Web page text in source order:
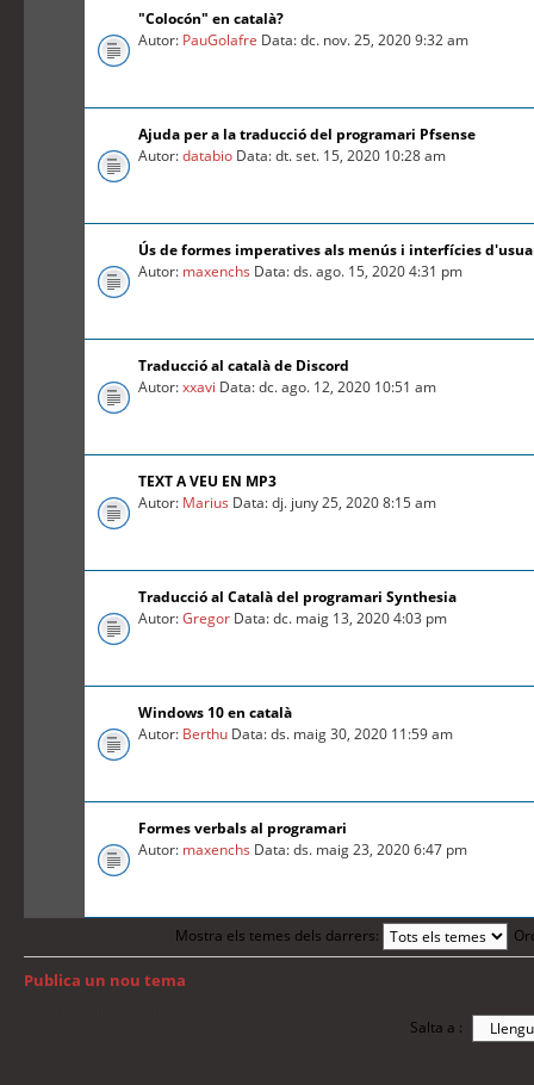
"Colocón" en català?
Autor: PauGolafre Data: dc. nov. 25, 2020 9:32 am
Ajuda per a la traducció del programari Pfsense
Autor:databio Data: dt. set. 15, 2020 10:28 am
Ús de formes imperatives als menús i interfícies
Autor: maxenchs Data: ds. ago. 15, 2020 4:31 pm
Traducció al català de Discord
Autor:xxavi Data: dc. ago. 12, 2020 10:51 am
TEXT A VEU EN MP3
Autor: Marius Data: dj. juny 25, 2020 8:15 am
Traducció al Català del programari Synthesia
Autor:Gregor Data: dc. maig 13, 2020 4:03 pm
Windows 10 en català
Autor: Berthu Data: ds. maig 30, 2020 11:59 am
Formes verbals al programari
Autor: maxenchs Data: ds. maig 23, 2020 6:47 pm
Mostra els temes dels darrers:
Publica un nou tema
Salta a :